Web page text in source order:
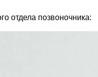
отдела позвоночника: